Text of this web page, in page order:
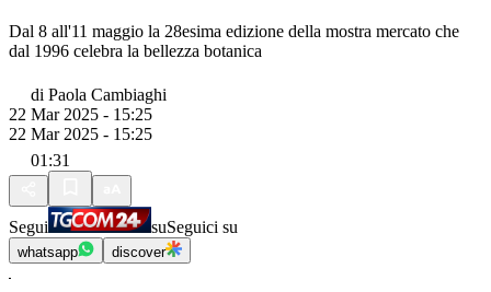
Dal 8 all'11 maggio la 28esima edizione della mostra mercato che
dal 1996 celebra la bellezza botanica
di Paola Cambiaghi
22 Mar 2025 - 15:25
22 Mar 2025 - 15:25
01:31
Segui suSeguici su
whatsapp discover